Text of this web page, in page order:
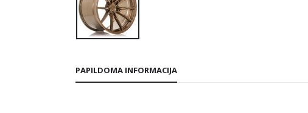
PAPILDOMA INFORMACIJA